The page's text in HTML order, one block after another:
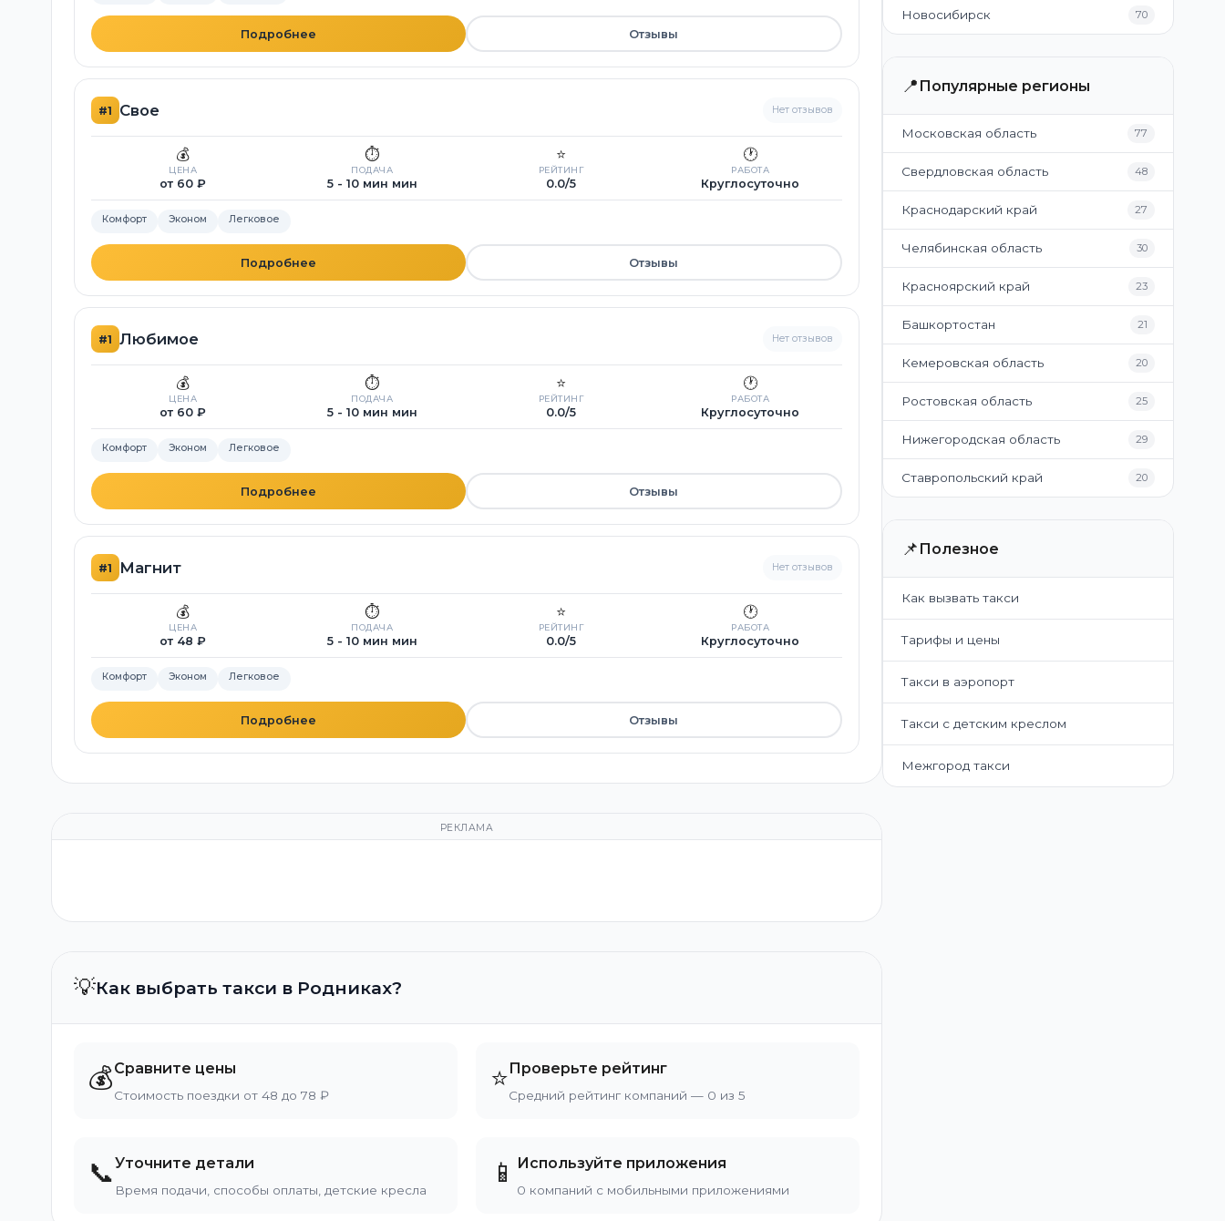
Подробнее Отзывы
#1 Свое Нет отзывов
💰
ЦЕНА
от 60 ₽
⏱️
ПОДАЧА
5 - 10 мин мин
⭐
РЕЙТИНГ
0.0/5
🕐
РАБОТА
Круглосуточно
Комфорт Эконом Легковое
Подробнее Отзывы
#1 Любимое Нет отзывов
💰
ЦЕНА
от 60 ₽
⏱️
ПОДАЧА
5 - 10 мин мин
⭐
РЕЙТИНГ
0.0/5
🕐
РАБОТА
Круглосуточно
Комфорт Эконом Легковое
Подробнее Отзывы
#1 Магнит Нет отзывов
💰
ЦЕНА
от 48 ₽
⏱️
ПОДАЧА
5 - 10 мин мин
⭐
РЕЙТИНГ
0.0/5
🕐
РАБОТА
Круглосуточно
Комфорт Эконом Легковое
Подробнее Отзывы
РЕКЛАМА
💡Как выбрать такси в Родниках?
💰Сравните цены
Стоимость поездки от 48 до 78 ₽
⭐Проверьте рейтинг
Средний рейтинг компаний — 0 из 5
📞Уточните детали
Время подачи, способы оплаты, детские кресла
📱 Используйте приложения
0 компаний с мобильными приложениями
Новосибирск 70
📍 Популярные регионы
Московская область 77
Свердловская область 48
Краснодарский край 27
Челябинская область 30
Красноярский край 23
Башкортостан 21
Кемеровская область 20
Ростовская область 25
Нижегородская область 29
Ставропольский край 20
📌 Полезное
Как вызвать такси
Тарифы и цены
Такси в аэропорт
Такси с детским креслом
Межгород такси